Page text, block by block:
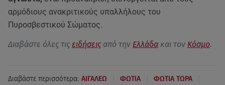
αρμόδιους ανακριτικούς υπαλλήλους του
Πυροσβεστικού Σώματος.
Διαβάστε όλες τις ειδήσεις από την Ελλάδα και τον Κόσμο.
Διαβάστε περισσότερα: ΑΙΓΑΛΕΩ ΦΩΤΙΑ ΦΩΤΙΑ ΤΩΡΑ